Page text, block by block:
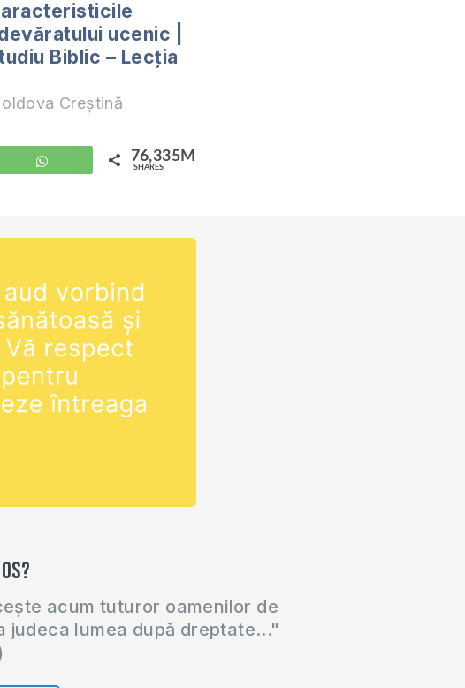
ucenic |
Biblic – Lecția
Creștină
WhatsApp 76,335M
SHARES
acum tuturor oamenilor de
judeca lumea după dreptate..."